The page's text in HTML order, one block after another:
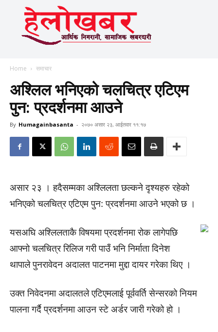
Home समाचार
अश्लिल भनिएको चलचित्र एटिएम
पुन: प्रदर्शनमा आउने
By Humagainbasanta - २०७० असार २३, आईतवार ११:१७
असार २३ । हदैसम्मका अश्लिलता छल्कने दृश्यहरु रहेको
भनिएको चलचित्र एटिएम पुन: प्रदर्शनमा आउने भएको छ ।
यसअघि अश्लिलताकै विषयमा प्रदर्शनमा रोक लागेपछि
आफ्नो चलचित्र रिलिज गरी पाउँ भनि निर्माता दिनेश
थापाले पुनरावेदन अदालत पाटनमा मुद्दा दायर गरेका थिए ।
उक्त निवेदनमा अदालतले एटिएमलाई पूर्ववर्ति सेन्सरको नियम
पालना गर्दै प्रदर्शनमा आउन स्टे अर्डर जारी गरेको हो ।